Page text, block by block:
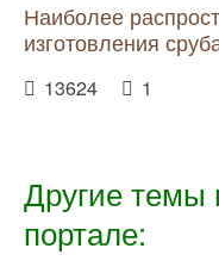
Наиболее
изготовления
13624 1
Другие темы
портале: